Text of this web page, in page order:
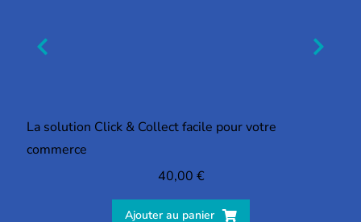
La solution Click & Collect facile pour votre
commerce
40,00 €
Ajouter au panier